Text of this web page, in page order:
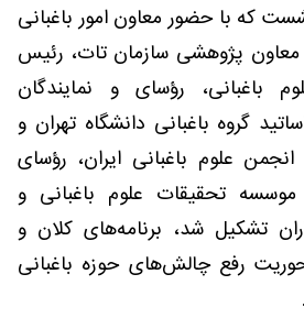
که با حضور معاون امور باغبانی
معاون پژوهشی سازمان تات، رئیس
باغبانی، رؤسای و نمایندگان
گروه باغبانی دانشگاه تهران و
علوم باغبانی ایران، رؤسای
تحقیقات علوم باغبانی و
تشکیل شد، برنامه‌های کلان و
رفع چالش‌های حوزه باغبانی